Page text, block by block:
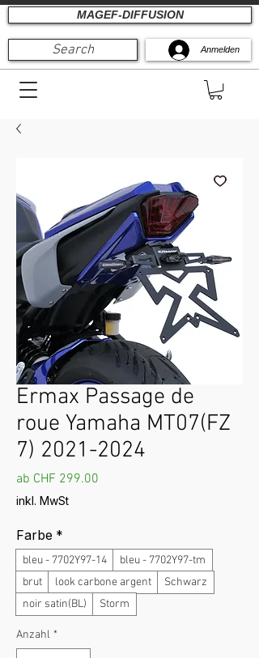
MAGEF-DIFFUSION
Search Anmelden
Ermax Passage de
roue Yamaha MT07(FZ
7) 2021-2024
ab CHF 299.00
inkl. MwSt
Farbe *
bleu - 7702Y97-14
bleu - 7702Y97-tm
brut
look carbone argent
Schwarz
noir satin(BL)
Storm
Anzahl *